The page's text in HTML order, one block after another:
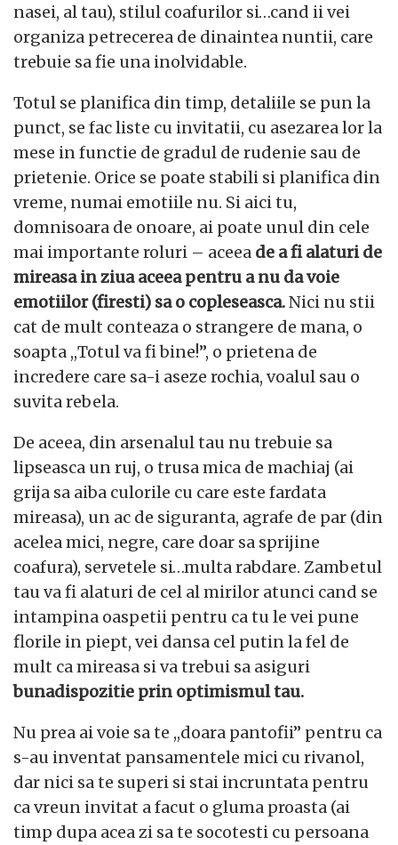
nasei, al tau), stilul coafurilor si…cand ii vei
organiza petrecerea de dinaintea nuntii, care
trebuie sa fie una inolvidable.
Totul se planifica din timp, detaliile se pun la
punct, se fac liste cu invitatii, cu asezarea lor la
mese in functie de gradul de rudenie sau de
prietenie. Orice se poate stabili si planifica din
vreme, numai emotiile nu. Si aici tu,
domnisoara de onoare, ai poate unul din cele
mai importante roluri – aceea de a fi alaturi de
mireasa in ziua aceea pentru a nu da voie
emotiilor (firesti) sa o copleseasca.Nici nu stii
cat de mult conteaza o strangere de mana, o
soapta ,,Totul va fi bine!’’, o prietena de
incredere care sa-i aseze rochia, voalul sau o
suvita rebela.
De aceea, din arsenalul tau nu trebuie sa
lipseasca un ruj, o trusa mica de machiaj (ai
grija sa aiba culorile cu care este fardata
mireasa), un ac de siguranta, agrafe de par (din
acelea mici, negre, care doar sa sprijine
coafura), servetele si…multa rabdare. Zambetul
tau va fi alaturi de cel al mirilor atunci cand se
intampina oaspetii pentru ca tu le vei pune
florile in piept, vei dansa cel putin la fel de
mult ca mireasa si va trebui sa asiguri
bunadispozitie prin optimismul tau.
Nu prea ai voie sa te ,,doara pantofii’’ pentru ca
s-au inventat pansamentele mici cu rivanol,
dar nici sa te superi si stai incruntata pentru
ca vreun invitat a facut o gluma proasta (ai
timp dupa acea zi sa te socotesti cu persoana